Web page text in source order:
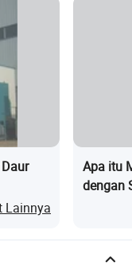
yang telah
Lainnya
Apa itu
dengan